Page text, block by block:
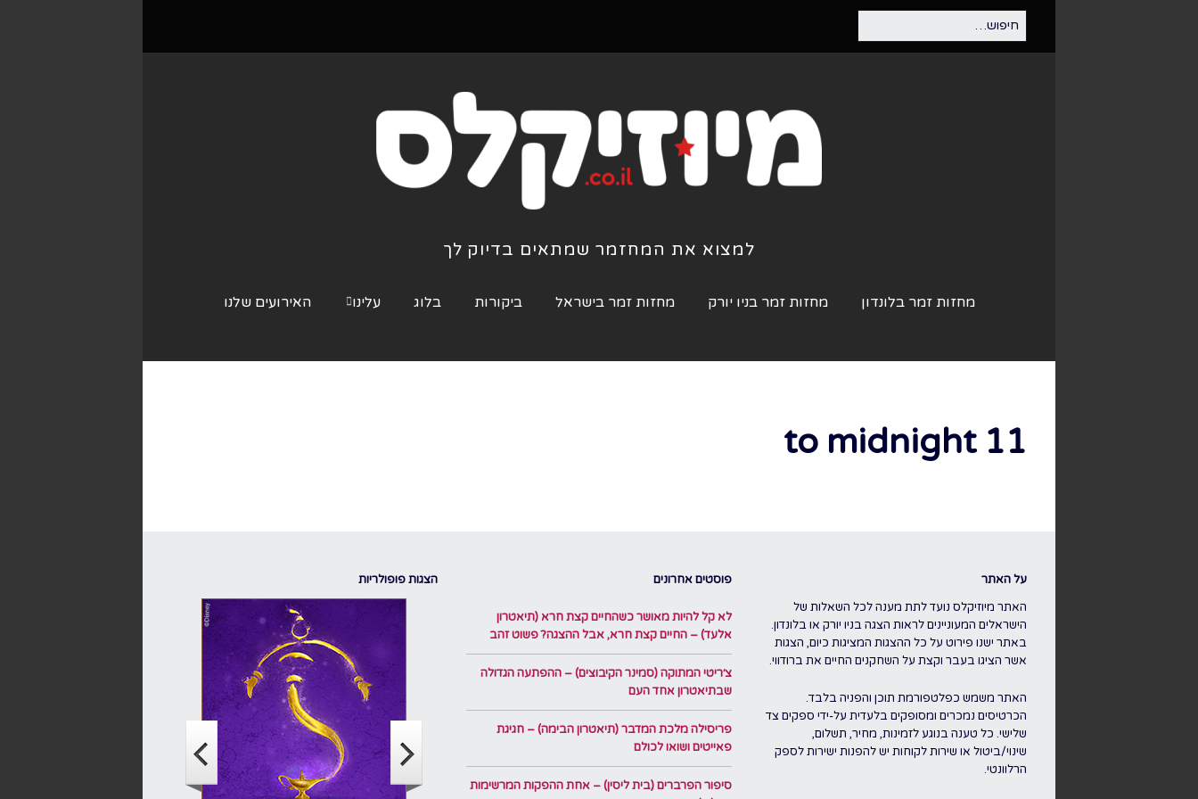
למצוא את המחזמר שמתאים בדיוק לך
מחזות זמר בלונדון מחזות זמר בניו יורק מחזות זמר בישראל ביקורות בלוג עלינו האירועים שלנו
11 to midnight
הצגות פופולריות פוסטים אחרונים
לא קל להיות מאושר כשהחיים קצת חרא (תיאטרון
אלעד) – החיים קצת חרא, אבל ההצגה? פשוט זהב
צ׳ריטי המתוקה (סמינר הקיבוצים) – ההפתעה הגדולה
שבתיאטרון אחד העם
פריסילה מלכת המדבר (תיאטרון הבימה) – חגיגת
פאייטים ושואו לכולם
סיפור הפרברים (בית ליסין) – אחת ההפקות המרשימות
על האתר
האתר מיוזיקלס נועד לתת מענה לכל השאלות של
הישראלים המעוניינים לראות הצגה בניו יורק או בלונדון.
באתר ישנו פירוט על כל ההצגות המציגות כיום, הצגות
אשר הציגו בעבר וקצת על השחקנים החיים את ברודווי.
האתר משמש כפלטפורמת תוכן והפניה בלבד.
הכרטיסים נמכרים ומסופקים בלעדית על-ידי ספקים צד
שלישי. כל טענה בנוגע לזמינות, מחיר, תשלום,
שינוי/ביטול או שירות לקוחות יש להפנות ישירות לספק
הרלוונטי.